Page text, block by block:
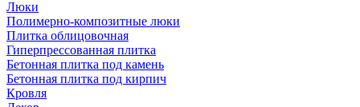
Люки
Полимерно-композитные люки
Плитка облицовочная
Гиперпрессованная плитка
Бетонная плитка под камень
Бетонная плитка под кирпич
Кровля